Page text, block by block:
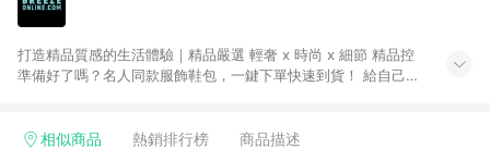
打造精品質感的生活體驗｜精品嚴選 輕奢 x 時尚 x 細節 精品控
準備好了嗎？名人同款服飾鞋包，一鍵下單快速到貨！ 給自己一
一瀏覽器於 24 小時內結帳才享有回饋，點數將於廠商出貨後 30
相似商品 熱銷排行榜 商品描述